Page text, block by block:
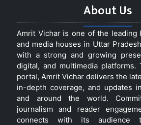
About Us
Amrit Vichar is one of the leading
and media houses in Uttar
with a strong and growing
digital, and multimedia platforms.
portal, Amrit Vichar delivers the
in-depth coverage, and updates
and around the world.
journalism and reader
connects with its audience